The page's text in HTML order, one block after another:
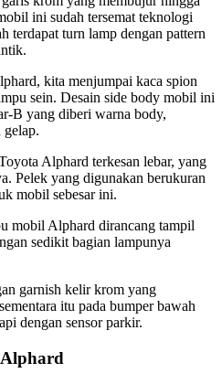
ini sudah tersemat teknologi
terdapat turn lamp dengan pattern
kita menjumpai kaca spion
sein. Desain side body mobil ini
B yang diberi warna body,
gelap.
Alphard terkesan lebar, yang
Pelek yang digunakan berukuran
mobil sebesar ini.
mobil Alphard dirancang tampil
sedikit bagian lampunya
garnish kelir krom yang
itu pada bumper bawah
dengan sensor parkir.